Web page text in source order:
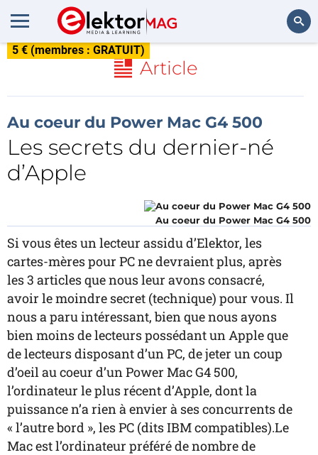
5 € (membres : GRATUIT)
Article
Au coeur du Power Mac G4 500
Les secrets du dernier-né
d’Apple
Au coeur du Power Mac G4 500
Si vous êtes un lecteur assidu d’Elektor, les
cartes-mères pour PC ne devraient plus, après
les 3 articles que nous leur avons consacré,
avoir le moindre secret (technique) pour vous. Il
nous a paru intéressant, bien que nous ayons
bien moins de lecteurs possédant un Apple que
de lecteurs disposant d’un PC, de jeter un coup
d’oeil au coeur d’un Power Mac G4 500,
l’ordinateur le plus récent d’Apple, dont la
puissance n’a rien à envier à ses concurrents de
« l’autre bord », les PC (dits IBM compatibles).Le
Mac est l’ordinateur préféré de nombre de